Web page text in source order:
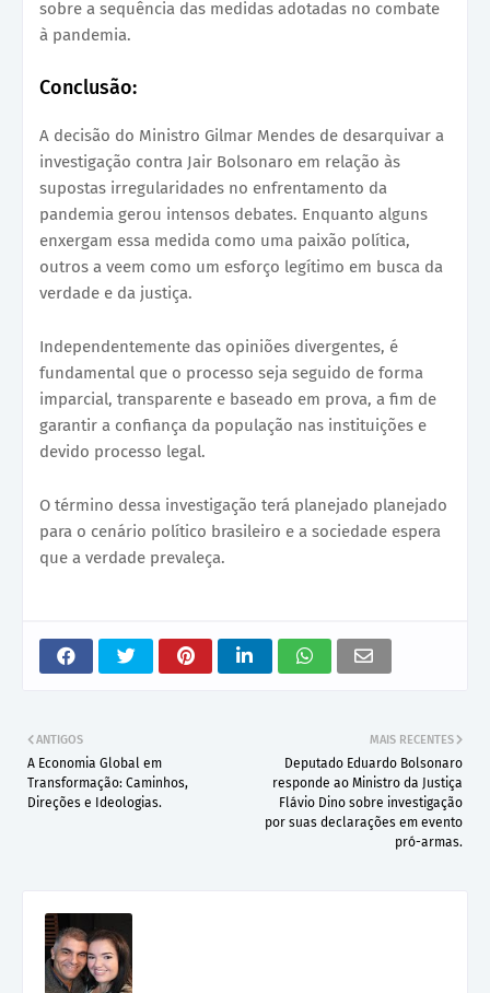
sobre a sequência das medidas adotadas no combate
à pandemia.
Conclusão:
A decisão do Ministro Gilmar Mendes de desarquivar a
investigação contra Jair Bolsonaro em relação às
supostas irregularidades no enfrentamento da
pandemia gerou intensos debates. Enquanto alguns
enxergam essa medida como uma paixão política,
outros a veem como um esforço legítimo em busca da
verdade e da justiça.
Independentemente das opiniões divergentes, é
fundamental que o processo seja seguido de forma
imparcial, transparente e baseado em prova, a fim de
garantir a confiança da população nas instituições e
devido processo legal.
O término dessa investigação terá planejado planejado
para o cenário político brasileiro e a sociedade espera
que a verdade prevaleça.
MAIS RECENTES
Deputado Eduardo Bolsonaro
responde ao Ministro da Justiça
Flávio Dino sobre investigação
por suas declarações em evento
pró-armas.
ANTIGOS
A Economia Global em
Transformação: Caminhos,
Direções e Ideologias.